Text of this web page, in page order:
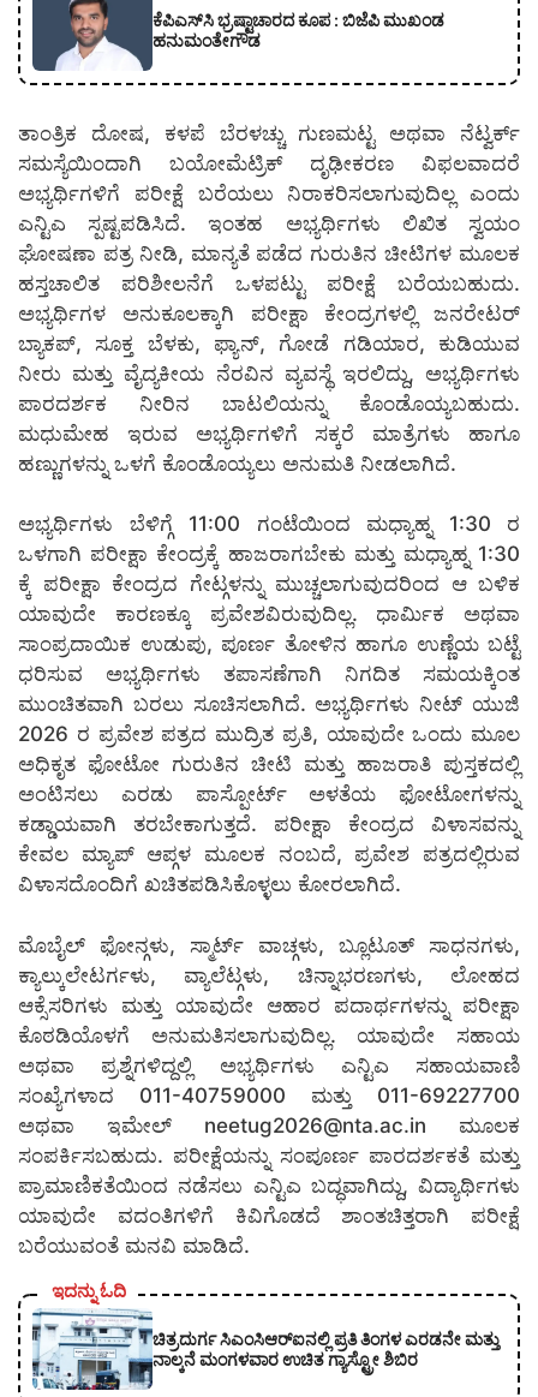
ಕೆಪಿಎಸ್‍ಸಿ ಭ್ರಷ್ಟಾಚಾರದ ಕೂಪ : ಬಿಜೆಪಿ ಮುಖಂಡ
ಹನುಮಂತೇಗೌಡ
ತಾಂತ್ರಿಕ ದೋಷ, ಕಳಪೆ ಬೆರಳಚ್ಚು ಗುಣಮಟ್ಟ ಅಥವಾ ನೆಟ್ವರ್ಕ್
ಸಮಸ್ಯೆಯಿಂದಾಗಿ ಬಯೋಮೆಟ್ರಿಕ್ ದೃಢೀಕರಣ ವಿಫಲವಾದರೆ
ಅಭ್ಯರ್ಥಿಗಳಿಗೆ ಪರೀಕ್ಷೆ ಬರೆಯಲು ನಿರಾಕರಿಸಲಾಗುವುದಿಲ್ಲ ಎಂದು
ಎನ್ಟಿಎ ಸ್ಪಷ್ಟಪಡಿಸಿದೆ. ಇಂತಹ ಅಭ್ಯರ್ಥಿಗಳು ಲಿಖಿತ ಸ್ವಯಂ
ಘೋಷಣಾ ಪತ್ರ ನೀಡಿ, ಮಾನ್ಯತೆ ಪಡೆದ ಗುರುತಿನ ಚೀಟಿಗಳ ಮೂಲಕ
ಹಸ್ತಚಾಲಿತ ಪರಿಶೀಲನೆಗೆ ಒಳಪಟ್ಟು ಪರೀಕ್ಷೆ ಬರೆಯಬಹುದು.
ಅಭ್ಯರ್ಥಿಗಳ ಅನುಕೂಲಕ್ಕಾಗಿ ಪರೀಕ್ಷಾ ಕೇಂದ್ರಗಳಲ್ಲಿ ಜನರೇಟರ್
ಬ್ಯಾಕಪ್, ಸೂಕ್ತ ಬೆಳಕು, ಫ್ಯಾನ್, ಗೋಡೆ ಗಡಿಯಾರ, ಕುಡಿಯುವ
ನೀರು ಮತ್ತು ವೈದ್ಯಕೀಯ ನೆರವಿನ ವ್ಯವಸ್ಥೆ ಇರಲಿದ್ದು, ಅಭ್ಯರ್ಥಿಗಳು
ಪಾರದರ್ಶಕ ನೀರಿನ ಬಾಟಲಿಯನ್ನು ಕೊಂಡೊಯ್ಯಬಹುದು.
ಮಧುಮೇಹ ಇರುವ ಅಭ್ಯರ್ಥಿಗಳಿಗೆ ಸಕ್ಕರೆ ಮಾತ್ರೆಗಳು ಹಾಗೂ
ಹಣ್ಣುಗಳನ್ನು ಒಳಗೆ ಕೊಂಡೊಯ್ಯಲು ಅನುಮತಿ ನೀಡಲಾಗಿದೆ.
ಅಭ್ಯರ್ಥಿಗಳು ಬೆಳಿಗ್ಗೆ 11:00 ಗಂಟೆಯಿಂದ ಮಧ್ಯಾಹ್ನ 1:30 ರ
ಒಳಗಾಗಿ ಪರೀಕ್ಷಾ ಕೇಂದ್ರಕ್ಕೆ ಹಾಜರಾಗಬೇಕು ಮತ್ತು ಮಧ್ಯಾಹ್ನ 1:30
ಕ್ಕೆ ಪರೀಕ್ಷಾ ಕೇಂದ್ರದ ಗೇಟ್ಗಳನ್ನು ಮುಚ್ಚಲಾಗುವುದರಿಂದ ಆ ಬಳಿಕ
ಯಾವುದೇ ಕಾರಣಕ್ಕೂ ಪ್ರವೇಶವಿರುವುದಿಲ್ಲ. ಧಾರ್ಮಿಕ ಅಥವಾ
ಸಾಂಪ್ರದಾಯಿಕ ಉಡುಪು, ಪೂರ್ಣ ತೋಳಿನ ಹಾಗೂ ಉಣ್ಣೆಯ ಬಟ್ಟೆ
ಧರಿಸುವ ಅಭ್ಯರ್ಥಿಗಳು ತಪಾಸಣೆಗಾಗಿ ನಿಗದಿತ ಸಮಯಕ್ಕಿಂತ
ಮುಂಚಿತವಾಗಿ ಬರಲು ಸೂಚಿಸಲಾಗಿದೆ. ಅಭ್ಯರ್ಥಿಗಳು ನೀಟ್ ಯುಜಿ
2026 ರ ಪ್ರವೇಶ ಪತ್ರದ ಮುದ್ರಿತ ಪ್ರತಿ, ಯಾವುದೇ ಒಂದು ಮೂಲ
ಅಧಿಕೃತ ಫೋಟೋ ಗುರುತಿನ ಚೀಟಿ ಮತ್ತು ಹಾಜರಾತಿ ಪುಸ್ತಕದಲ್ಲಿ
ಅಂಟಿಸಲು ಎರಡು ಪಾಸ್ಪೋರ್ಟ್ ಅಳತೆಯ ಫೋಟೋಗಳನ್ನು
ಕಡ್ಡಾಯವಾಗಿ ತರಬೇಕಾಗುತ್ತದೆ. ಪರೀಕ್ಷಾ ಕೇಂದ್ರದ ವಿಳಾಸವನ್ನು
ಕೇವಲ ಮ್ಯಾಪ್ ಆಪ್ಗಳ ಮೂಲಕ ನಂಬದೆ, ಪ್ರವೇಶ ಪತ್ರದಲ್ಲಿರುವ
ವಿಳಾಸದೊಂದಿಗೆ ಖಚಿತಪಡಿಸಿಕೊಳ್ಳಲು ಕೋರಲಾಗಿದೆ.
ಮೊಬೈಲ್ ಫೋನ್ಗಳು, ಸ್ಮಾರ್ಟ್ ವಾಚ್ಗಳು, ಬ್ಲೂಟೂತ್ ಸಾಧನಗಳು,
ಕ್ಯಾಲ್ಕುಲೇಟರ್ಗಳು, ವ್ಯಾಲೆಟ್ಗಳು, ಚಿನ್ನಾಭರಣಗಳು, ಲೋಹದ
ಆಕ್ಸೆಸರಿಗಳು ಮತ್ತು ಯಾವುದೇ ಆಹಾರ ಪದಾರ್ಥಗಳನ್ನು ಪರೀಕ್ಷಾ
ಕೊಠಡಿಯೊಳಗೆ ಅನುಮತಿಸಲಾಗುವುದಿಲ್ಲ. ಯಾವುದೇ ಸಹಾಯ
ಅಥವಾ ಪ್ರಶ್ನೆಗಳಿದ್ದಲ್ಲಿ ಅಭ್ಯರ್ಥಿಗಳು ಎನ್ಟಿಎ ಸಹಾಯವಾಣಿ
ಸಂಖ್ಯೆಗಳಾದ 011-40759000 ಮತ್ತು 011-69227700
ಅಥವಾ ಇಮೇಲ್ neetug2026@nta.ac.in ಮೂಲಕ
ಸಂಪರ್ಕಿಸಬಹುದು. ಪರೀಕ್ಷೆಯನ್ನು ಸಂಪೂರ್ಣ ಪಾರದರ್ಶಕತೆ ಮತ್ತು
ಪ್ರಾಮಾಣಿಕತೆಯಿಂದ ನಡೆಸಲು ಎನ್ಟಿಎ ಬದ್ಧವಾಗಿದ್ದು, ವಿದ್ಯಾರ್ಥಿಗಳು
ಯಾವುದೇ ವದಂತಿಗಳಿಗೆ ಕಿವಿಗೊಡದೆ ಶಾಂತಚಿತ್ತರಾಗಿ ಪರೀಕ್ಷೆ
ಬರೆಯುವಂತೆ ಮನವಿ ಮಾಡಿದೆ.
ಇದನ್ನು ಓದಿ
ಚಿತ್ರದುರ್ಗ ಸಿಎಂಸಿಆರ್‍ಐನಲ್ಲಿ ಪ್ರತಿ ತಿಂಗಳ ಎರಡನೇ ಮತ್ತು
ನಾಲ್ಕನೆ ಮಂಗಳವಾರ ಉಚಿತ ಗ್ಯಾಸ್ಟ್ರೋ ಶಿಬಿರ